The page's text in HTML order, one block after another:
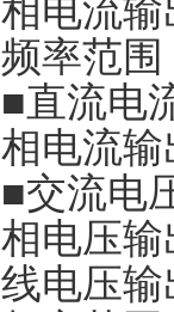
相电流输
频率范
■直流电
相电流
■交流电
相电压输
线电压输